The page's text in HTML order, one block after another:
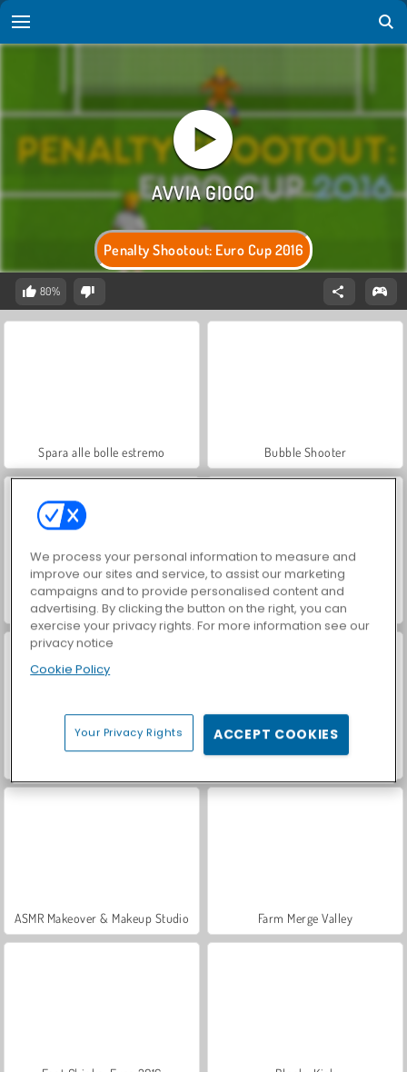
Penalty Shootout: Euro Cup 2016
80%
Spara alle bolle estremo Bubble Shooter
Re del Mahjong VegaMix Da Vinci Puzzles
ASMR Makeover & Makeup Studio Farm Merge Valley
We process your personal information to measure and
improve our sites and service, to assist our marketing
campaigns and to provide personalised content and
advertising. By clicking the button on the right, you can
exercise your privacy rights. For more information see our
privacy notice
Cookie Policy
Your Privacy Rights ACCEPT COOKIES